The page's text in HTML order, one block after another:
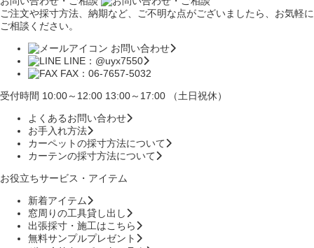
ご注文や採寸方法、納期など、ご不明な点がございましたら、お気軽に
ご相談ください。
お問い合わせ
LINE：@uyx7550
FAX：06-7657-5032
受付時間 10:00～12:00 13:00～17:00 （土日祝休）
よくあるお問い合わせ
お手入れ方法
カーペットの採寸方法について
カーテンの採寸方法について
お役立ちサービス・アイテム
新着アイテム
窓周りの工具貸し出し
出張採寸・施工はこちら
無料サンプルプレゼント